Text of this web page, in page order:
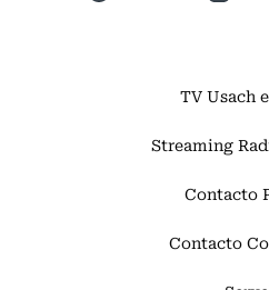
TV Usach
Streaming
Contacto
Contacto